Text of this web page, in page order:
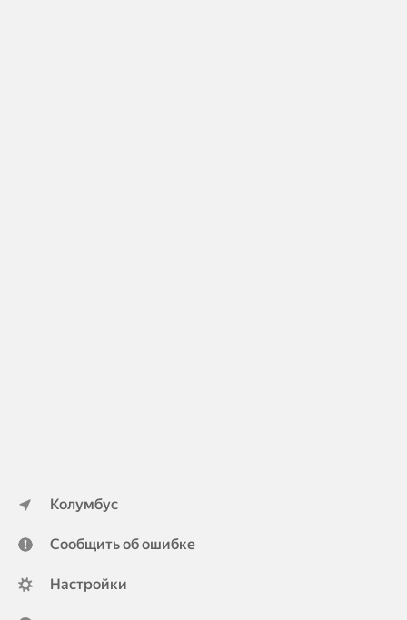
Колумбус
Сообщить об ошибке
Настройки